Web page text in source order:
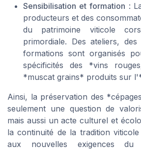
Sensibilisation et formation :
producteurs et des
du patrimoine viticole
primordiale. Des ateliers,
formations sont organisés
spécificités des *vins
*muscat grains* produits sur
Ainsi, la préservation des
seulement une question de
mais aussi un acte culturel et
la continuité de la tradition
aux nouvelles exigences